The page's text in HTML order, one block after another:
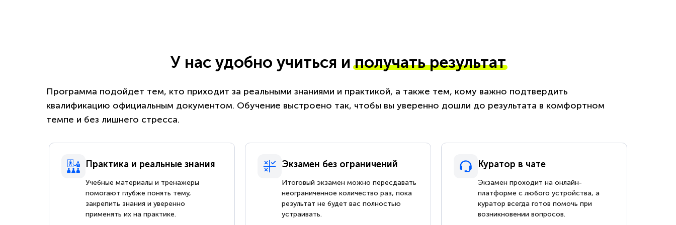
У нас удобно учиться иполучать результат
Программа подойдет тем, кто приходит за реальными знаниями и практикой, а также тем, кому важно подтвердить
квалификацию официальным документом. Обучение выстроено так, чтобы вы уверенно дошли до результата в комфортном
темпе и без лишнего стресса.
Практика и реальные знания
Учебные материалы и тренажеры
помогают глубже понять тему,
закрепить знания и уверенно
применять их на практике.
Экзамен без ограничений
Итоговый экзамен можно пересдавать
неограниченное количество раз, пока
результат не будет вас полностью
устраивать.
Куратор в чате
Экзамен проходит на онлайн-
платформе с любого устройства, а
куратор всегда готов помочь при
возникновении вопросов.